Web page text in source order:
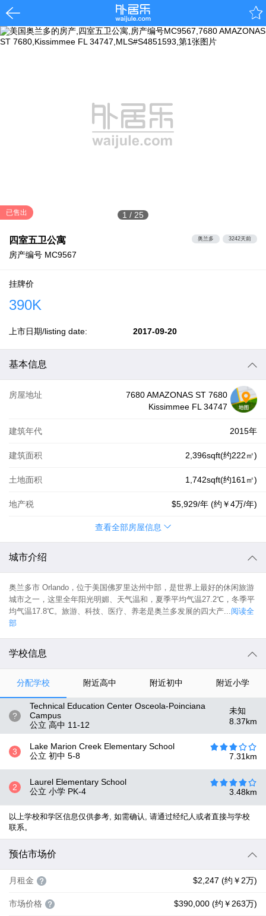
1 / 25
已售出
四室五卫公寓
房产编号 MC9567
奥兰多 3242天前
挂牌价
390K
上市日期/listing date: 2017-09-20
基本信息
房屋地址
7680 AMAZONAS ST 7680
Kissimmee FL 34747
建筑年代 2015年
建筑面积 2,396sqft(约222㎡)
土地面积 1,742sqft(约161㎡)
地产税 $5,929/年 (约 ￥4万/年)
查看全部房屋信息
城市介绍
奥兰多市 Orlando，位于美国佛罗里达州中部，是世界上最好的休闲旅游
城市之一，这里全年阳光明媚、天气温和，夏季平均气温27.2℃，冬季平
均气温17.8℃。旅游、科技、医疗、养老是奥兰多发展的四大产...阅读全
部
学校信息
分配学校 附近高中 附近初中 附近小学
?
Technical Education Center Osceola-Poinciana
Campus
公立 高中 11-12
未知
8.37km
3
Lake Marion Creek Elementary School
公立 初中 5-8 7.31 km
2
Laurel Elementary School
公立 小学 PK-4 3.48km
以上学校和学区信息仅供参考, 如需确认, 请通过经纪人或者直接与学校
联系。
预估市场价
月租金 $2,247 (约￥2万)
市场价格 $390,000 (约￥263万)